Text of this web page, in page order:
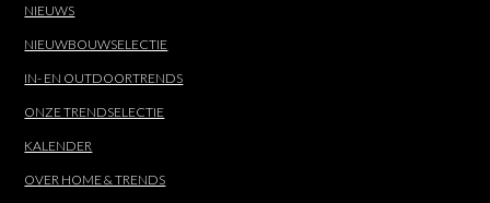
NIEUWS
NIEUWBOUWSELECTIE
IN- EN OUTDOORTRENDS
ONZE TRENDSELECTIE
KALENDER
OVER HOME & TRENDS